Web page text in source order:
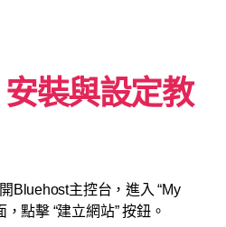
裝與設定教
Bluehost主控台，進入 “My
，點擊 “建立網站” 按鈕。